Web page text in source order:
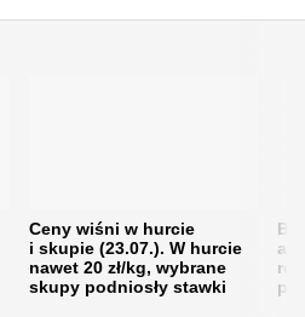
Ceny wiśni w hurcie
i skupie (23.07.). W hurcie
nawet 20 zł/kg, wybrane
skupy podniosły stawki